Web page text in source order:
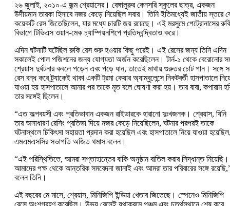
২৬ জুলাই, ২০১০-এ জন্ম শ্রেয়াসের। বেঙ্গালুরুর কেনসরি স্কুলের ছাত্র, একজন
উদীয়মান তারকা হিসাবে নজর কেড়ে নিয়েছিল সবার। তিনি ইতিমধ্যেই জাতীয় স্তরে
কয়েকটি রেস জিতেছিলেন, যার মধ্যে চারটি জয় রয়েছে। এই মরসুমে পেট্রোনাসের
বিভাগে টিভিএস ওয়ান-মেক চ্যাম্পিয়নশিপে প্রতিদ্বন্দ্বিতাও করে।
এদিন ঘটনাটি ঘটেছিল রুকি রেস শুরু হওয়ার কিছু পরেই। এই রেসের জন্য তিনি এদিন
সকালেই পোল পজিশনের জন্য যোগ্যতা অর্জন করেছিলেন। টার্ন-১ থেকে বেরোনোর
শ্রেয়াস দুর্ঘটনার কবলে পড়েন এবং পড়ে যান, তাতেই মাথায় গুরুতর চোট পান। সঙ্গে
রেস বন্ধ করে ট্র্যাকেই থাকা একটি ট্রমা কেয়ার অ্যাম্বুলেন্সে নিকটবর্তী হাসপাতালে
যাওয়া হয় হাসপাতালে আনার পর তাকে মৃত বলে ঘোষণা করা হয়। তার বাবা, কপারাম
তার সঙ্গেই ছিলেন।
“এত অল্পবয়সী এবং প্রতিভাবান একজন রাইডারকে হারানো দুঃখজনক। শ্রেয়াস, যিনি
তার অসাধারণ রেসিং প্রতিভা দিয়ে নজর কেড়ে নিয়েছিলেন, ঘটনার পরপরই তাকে
ঘটনাস্থলে চিকিৎসা সহায়তা প্রদান করা হয়েছিল এবং হাসপাতালে নিয়ে যাওয়া
এমএমএসসির সভাপতি অজিত থমাস বলেন।
“এই পরিস্থিতিতে, আমরা সপ্তাহান্তের বাকি অনুষ্ঠান বাতিল করার সিদ্ধান্ত নিয়েছি।
আমাদের পক্ষ থেকে আন্তরিক সমবেদনা জানাই এবং আমরা তার পরিবারের সঙ্গে
বলেন তিনি।
এই বছরের মে মাসে, শ্রেয়াস, মিনিজিপি ইন্ডিয়া খেতাব জিতেছে। স্পেনেও মিনিজিপি